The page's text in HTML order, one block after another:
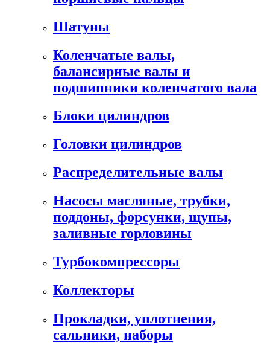
Шатуны
Коленчатые валы,
балансирные валы и
подшипники коленчатого вала
Блоки цилиндров
Головки цилиндров
Распределительные валы
Насосы масляные, трубки,
поддоны, форсунки, щупы,
заливные горловины
Турбокомпрессоры
Коллекторы
Прокладки, уплотнения,
сальники, наборы